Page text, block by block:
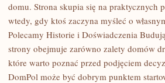
WNĘTRZA
WYKOŃCZENIA
domu. Strona skupia się na praktycznych
wtedy, gdy ktoś zaczyna myśleć o
Polecamy Historie i Doświadczenia
strony obejmuje zarówno zalety domów
które warto poznać przed podjęciem
DomPol może być dobrym punktem